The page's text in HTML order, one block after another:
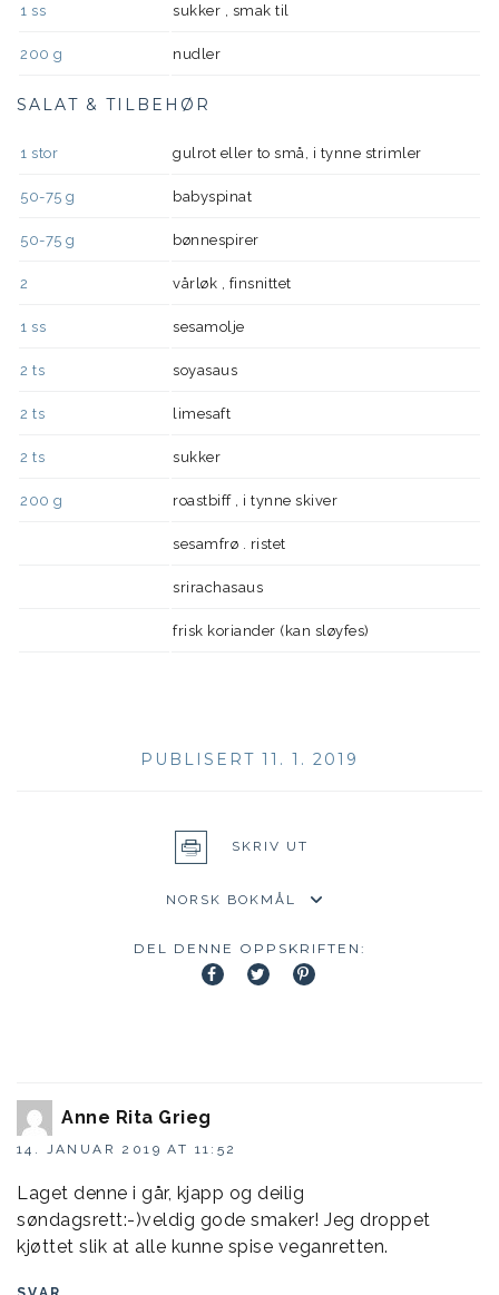
1 ss sukker , smak til
200 g nudler
SALAT & TILBEHØR
1 stor gulrot eller to små, i tynne strimler
50-75 g babyspinat
50-75 g bønnespirer
2 vårløk , finsnittet
1 ss sesamolje
2 ts soyasaus
2 ts limesaft
2 ts sukker
200 g roastbiff , i tynne skiver
sesamfrø . ristet
srirachasaus
frisk koriander (kan sløyfes)
PUBLISERT 11. 1. 2019
SKRIV UT
DEL DENNE OPPSKRIFTEN:
Anne Rita Grieg
14. JANUAR 2019 AT 11:52
Laget denne i går, kjapp og deilig
søndagsrett:-)veldig gode smaker! Jeg droppet
kjøttet slik at alle kunne spise veganretten.